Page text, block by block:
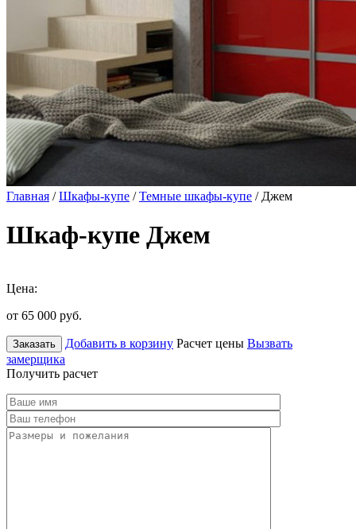
Главная /Шкафы-купе /Темные шкафы-купе / Джем
Шкаф-купе Джем
Цена:
от 65 000 руб.
Заказать Добавить в корзину Расчет цены Вызвать
замерщика
Получить расчет